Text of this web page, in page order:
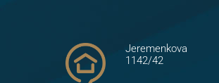
Jeremenkova
1142/42